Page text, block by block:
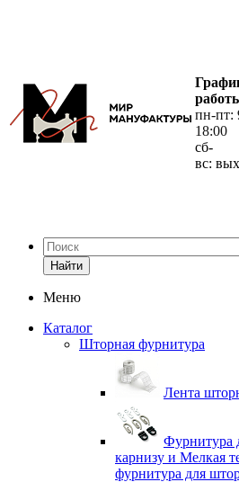
пн-пт:
18:00
сб-
вс:
Найти
Меню
Каталог
Шторная фурнитура
Лента
Фурнитура
карнизу и Мелкая
фурнитура для